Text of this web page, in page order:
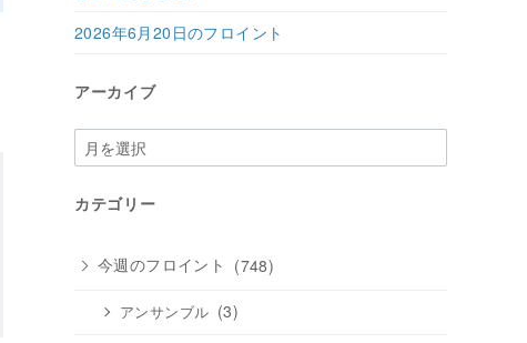
2026年6月20日のフロイント
アーカイブ
ア
ー
イ
カテゴリー
今週のフロイント (748)
アンサンブル (3)